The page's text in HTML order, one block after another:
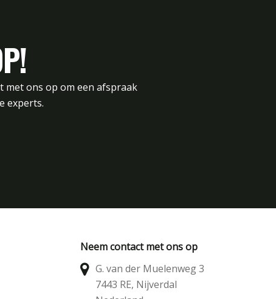
met ons op om een afspraak
experts.
Neem contact met ons op
G. van der Muelenweg 3
7443 RE, Nijverdal